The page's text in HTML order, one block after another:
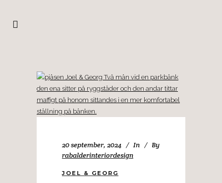
20 september, 2024 In
By
rabalderinteriordesign
JOEL & GEORG